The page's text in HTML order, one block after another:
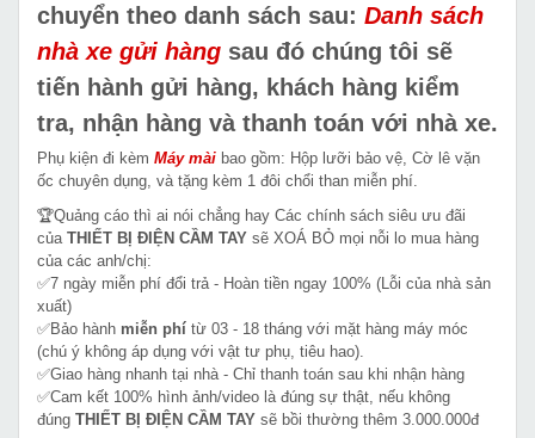
chuyển theo danh sách sau: Danh sách
nhà xe gửi hàng sau đó chúng tôi sẽ
tiến hành gửi hàng, khách hàng kiểm
tra, nhận hàng và thanh toán với nhà xe.
Phụ kiện đi kèm Máy mài bao gồm: Hộp lưỡi bảo vệ, Cờ lê vặn
ốc chuyên dụng, và tặng kèm 1 đôi chổi than miễn phí.
🏆Quảng cáo thì ai nói chẳng hay Các chính sách siêu ưu đãi
của THIẾT BỊ ĐIỆN CẦM TAY sẽ XOÁ BỎ mọi nỗi lo mua hàng
của các anh/chị:
✅7 ngày miễn phí đổi trả - Hoàn tiền ngay 100% (Lỗi của nhà sản
xuất)
✅Bảo hành miễn phí từ 03 - 18 tháng với mặt hàng máy móc
(chú ý không áp dụng với vật tư phụ, tiêu hao).
✅Giao hàng nhanh tại nhà - Chỉ thanh toán sau khi nhận hàng
✅Cam kết 100% hình ảnh/video là đúng sự thật, nếu không
đúng THIẾT BỊ ĐIỆN CẦM TAY sẽ bồi thường thêm 3.000.000đ